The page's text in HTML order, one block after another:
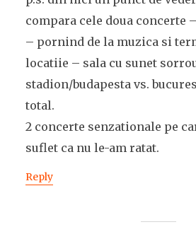
compara cele doua concerte
– pornind de la muzica si
locatiie – sala cu sunet
stadion/budapesta vs.
total.
2 concerte senzationale pe
suflet ca nu le-am ratat.
Reply